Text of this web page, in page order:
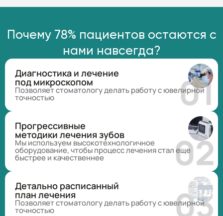
Почему 78% пациентов остаются с
нами навсегда?
Диагностика и лечение
под микроскопом
Позволяет стоматологу делать работу с ювелирной
точностью
Прогрессивные
методики лечения зубов
Мы используем высокотехнологичное
оборудование, чтобы процесс лечения стал еще
быстрее и качественнее
Детально расписанный
план лечения
Позволяет стоматологу делать работу с ювелирной
точностью